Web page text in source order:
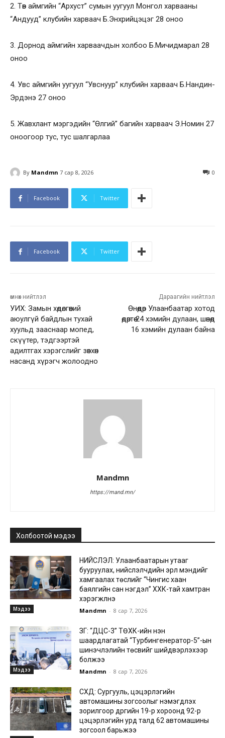
2. Төв аймгийн “Архуст” сумын уугуул Монгол харвааны
“Андууд” клубийн харваач Б.Энхрийцэцэг 28 оноо
3. Дорнод аймгийн харваачдын холбоо Б.Мичидмарал 28
оноо
4. Увс аймгийн уугуул “Увснуур” клубийн харваач Б.Нандин-
Эрдэнэ 27 оноо
5. Жавхлант мэргэдийн “Өлгий” багийн харваач Э.Номин 27
оноогоор тус, тус шалгарлаа
By Mandmn 7 сар 8, 2026 0
Facebook Twitter
Facebook Twitter
өмнөх нийтлэл
УИХ: Замын хөдөлгөөний
аюулгүй байдлын тухай
хуульд зааснаар мопед,
скүүтер, тэдгээртэй
адилтгах хэрэгслийг зөвхөн
насанд хүрэгч жолоодно
Дараагийн нийтлэл
Өнөөдөр Улаанбаатар хотод
өдөртөө 24 хэмийн дулаан, шөнөдөө
16 хэмийн дулаан байна
Mandmn
https://mand.mn/
Холбоотой мэдээ
Мэдээ
НИЙСЛЭЛ: Улаанбаатарын утааг
бууруулах, нийслэлчүүдийн эрүүл мэндийг
хамгаалах төслийг “Чингис хаан
баялгийн сан нэгдэл” ХХК-тай хамтран
хэрэгжүүлнэ
Mandmn - 8 сар 7, 2026
Мэдээ
ЗГ: “ДЦС-3” ТӨХК-ийн нэн
шаардлагатай “Турбингенератор-5”-ын
шинэчлэлийн төсвийг шийдвэрлэхээр
болжээ
Mandmn - 8 сар 7, 2026
СХД: Сургууль, цэцэрлэгийн
автомашины зогсоолыг нэмэгдүүлэх
зорилгоор дүүргийн 19-р хороонд 92-р
цэцэрлэгийн урд талд 62 автомашины
зогсоол барьжээ